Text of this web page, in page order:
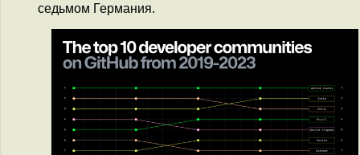
седьмом Германия.